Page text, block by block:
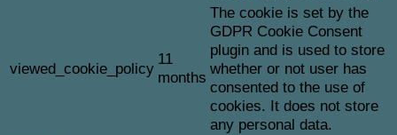
viewed_cookie_policy
11
months
The cookie is set by the
GDPR Cookie Consent
plugin and is used to store
whether or not user has
consented to the use of
cookies. It does not store
any personal data.